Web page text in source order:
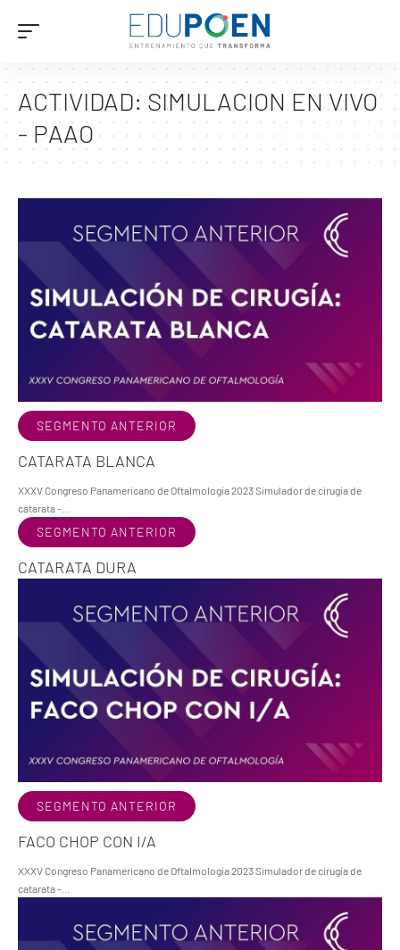
ACTIVIDAD: SIMULACION EN VIVO
- PAAO
SEGMENTO ANTERIOR
CATARATA BLANCA
XXXV Congreso Panamericano de Oftalmología 2023 Simulador de cirugía de
catarata -…
SEGMENTO ANTERIOR
CATARATA DURA
SEGMENTO ANTERIOR
FACO CHOP CON I/A
XXXV Congreso Panamericano de Oftalmología 2023 Simulador de cirugía de
catarata -…